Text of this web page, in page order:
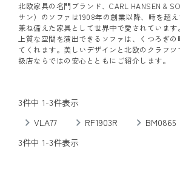
北欧家具の名門ブランド、CARL HANSEN &
サン）のソファは1908年の創業以降、時を超
兼ね備えた家具として世界中で愛されています
上質な空間を演出できるソファは、くつろぎ
てくれます。美しいデザインと北欧のクラフ
扱店ならではの安心とともにご紹介します。
3件中 1-3件表示
VLA77
RF1903R
BM0865
3件中 1-3件表示